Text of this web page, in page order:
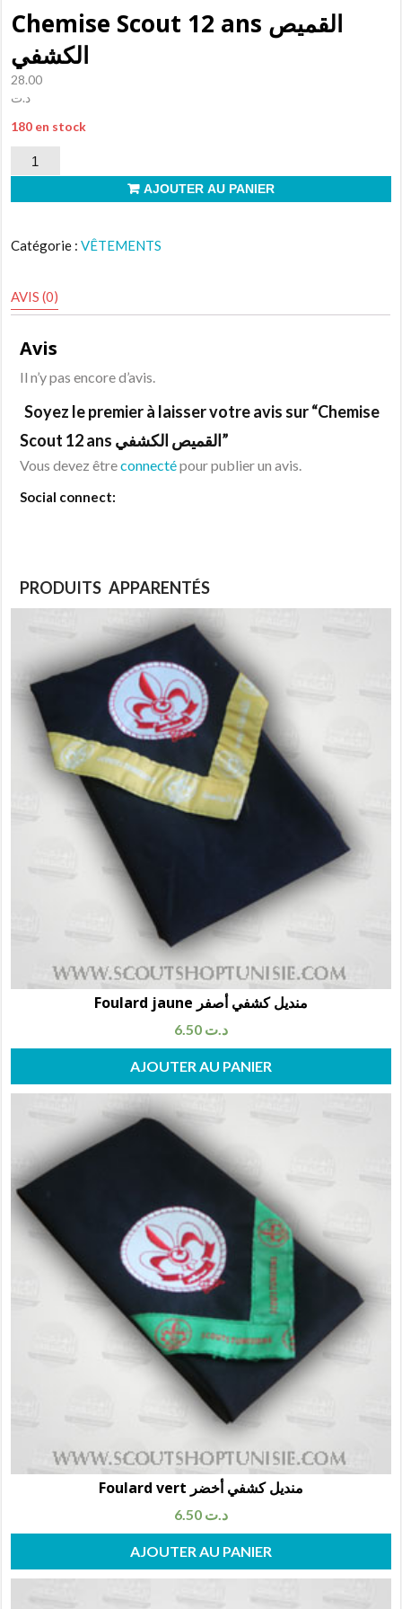
Chemise Scout 12 ans القميص
الكشفي
28.00
د.ت
180 en stock
quantité
Chemise
12
القميص
AJOUTER AU PANIER
Catégorie :VÊTEMENTS
AVIS (0)
Avis
Il n’y pas encore d’avis.
Soyez le premier à laisser votre avis sur “Chemise
Scout 12 ans القميص الكشفي”
Vous devez êtreconnectépour publier un avis.
Social connect:
PRODUITS APPARENTÉS
Foulard jaune منديل كشفي أصفر
6.50 د.ت
AJOUTER AU PANIER
Foulard vert منديل كشفي أخضر
6.50 د.ت
AJOUTER AU PANIER